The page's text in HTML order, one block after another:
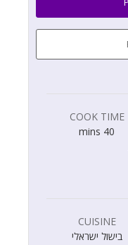
COOK TIME
40
mins
CUISINE
בישול ישראלי